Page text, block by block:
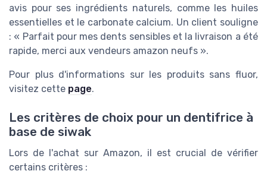
avis pour ses ingrédients naturels, comme les huiles
essentielles et le carbonate calcium. Un client souligne
: « Parfait pour mes dents sensibles et la livraison a été
rapide, merci aux vendeurs amazon neufs ».
Pour plus d'informations sur les produits sans fluor,
visitez cette page.
Les critères de choix pour un dentifrice à
base de siwak
Lors de l'achat sur Amazon, il est crucial de vérifier
certains critères :